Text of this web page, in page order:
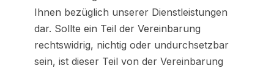
Ihnen bezüglich unserer Dienstleistungen
dar. Sollte ein Teil der Vereinbarung
rechtswidrig, nichtig oder undurchsetzbar
sein, ist dieser Teil von der Vereinbarung